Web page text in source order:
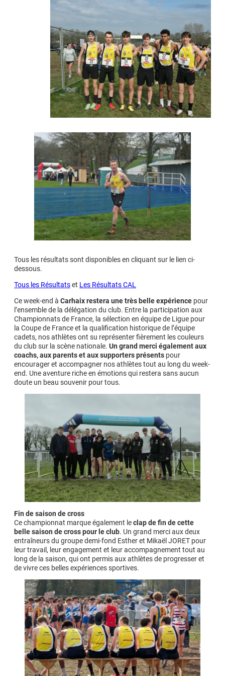
Tous les résultats sont disponibles en cliquant sur le lien ci-
dessous.
Tous les Résultatset Les Résultats CAL
Ce week-end à Carhaix restera une très belle expérience pour
l’ensemble de la délégation du club. Entre la participation aux
Championnats de France, la sélection en équipe de Ligue pour
la Coupe de France et la qualification historique de l’équipe
cadets, nos athlètes ont su représenter fièrement les couleurs
du club sur la scène nationale. Un grand merci également aux
coachs, aux parents et aux supporters présents pour
encourager et accompagner nos athlètes tout au long du week-
end. Une aventure riche en émotions qui restera sans aucun
doute un beau souvenir pour tous.
Fin de saison de cross
Ce championnat marque également leclap de fin de cette
belle saison de cross pour le club. Un grand merci aux deux
entraîneurs du groupe demi-fond Esther et Mikaël JORET pour
leur travail, leur engagement et leur accompagnement tout au
long de la saison, qui ont permis aux athlètes de progresser et
de vivre ces belles expériences sportives.